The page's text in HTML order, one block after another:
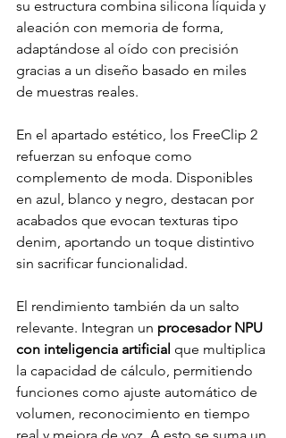
su estructura combina silicona líquida y
aleación con memoria de forma,
adaptándose al oído con precisión
gracias a un diseño basado en miles
de muestras reales.
En el apartado estético, los FreeClip 2
refuerzan su enfoque como
complemento de moda. Disponibles
en azul, blanco y negro, destacan por
acabados que evocan texturas tipo
denim, aportando un toque distintivo
sin sacrificar funcionalidad.
El rendimiento también da un salto
relevante. Integran un procesador NPU
con inteligencia artificial que multiplica
la capacidad de cálculo, permitiendo
funciones como ajuste automático de
volumen, reconocimiento en tiempo